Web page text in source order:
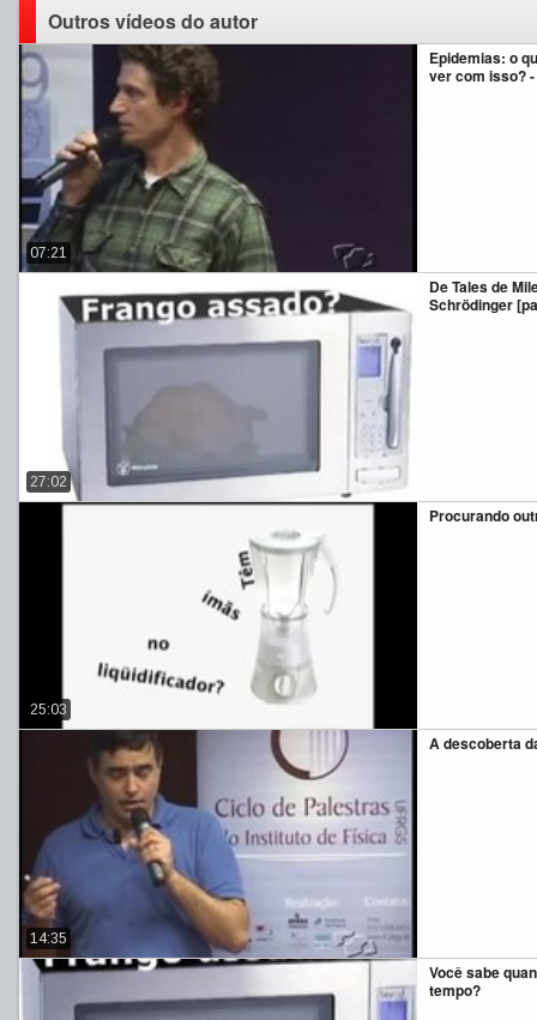
Outros vídeos do autor
Epidemias: o
ver com isso?
07:21
De Tales de
Schrödinger
27:02
Procurando
25:03
A descoberta
14:35
Você sabe
tempo?